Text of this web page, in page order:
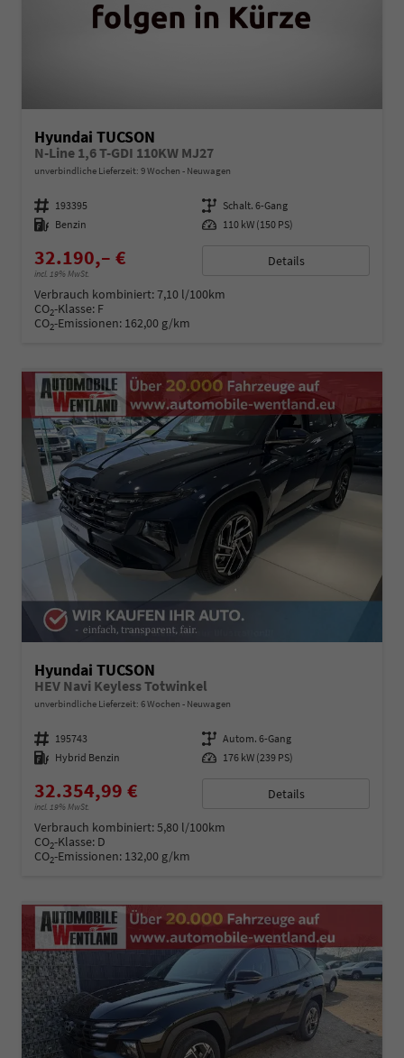
Hyundai TUCSON
N-Line 1,6 T-GDI 110KW MJ27
unverbindliche Lieferzeit: 9 Wochen Neuwagen
Fahrzeugnummer 193395 Getriebe Schalt. 6-Gang
Kraftstoff Benzin Leistung 110 kW (150 PS)
32.190,– €
incl. 19% MwSt.
Details
Verbrauch kombiniert:7,10 l/100km
CO2-Klasse: F
CO2-Emissionen: 162,00 g/km
Hyundai TUCSON
HEV Navi Keyless Totwinkel
unverbindliche Lieferzeit: 6 Wochen Neuwagen
Fahrzeugnummer 195743 Getriebe Autom. 6-Gang
Kraftstoff Hybrid Benzin Leistung 176 kW (239 PS)
32.354,99 €
incl. 19% MwSt.
Details
Verbrauch kombiniert:5,80 l/100km
CO2-Klasse: D
CO2-Emissionen: 132,00 g/km